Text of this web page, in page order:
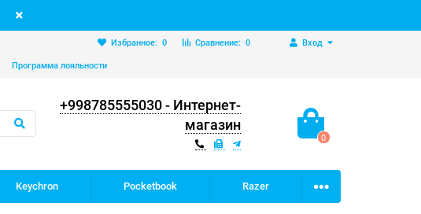
Вход
Сравнение: 0
Избранное: 0
Программа лояльности
+998785555030 - Интернет-
магазин
0
Keychron Pocketbook Razer